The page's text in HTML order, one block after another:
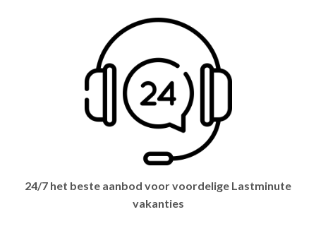
24/7 het beste aanbod voor voordelige Lastminute
vakanties